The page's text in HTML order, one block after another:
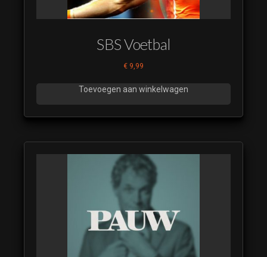
(luistervoorbeeld)
(luistervoorbeeld)
Ontdek Curacao
SBS Voetbal
€ 9,99
Toevoegen aan winkelwagen